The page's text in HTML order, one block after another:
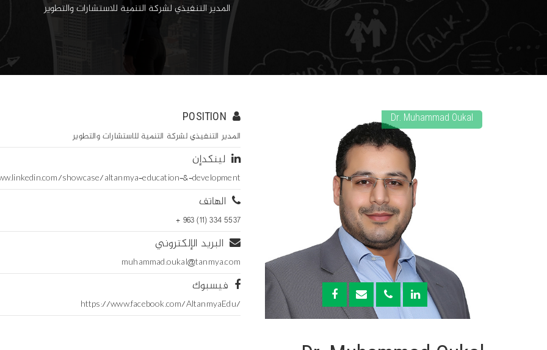
المدير التنفيذي لشركة التنمية للاستشارات والتطوير
Dr. Muhammad Oukal
POSITION
المدير التنفيذي لشركة التنمية للاستشارات والتطوير
لينكدإن
showcase/altanmya-education-&-development
الهاتف
+ 963 (11) 334 5537
البريد الإلكتروني
muhammad.oukal@tanmya.com
فيسبوك
https://www.facebook.com/AltanmyaEdu/